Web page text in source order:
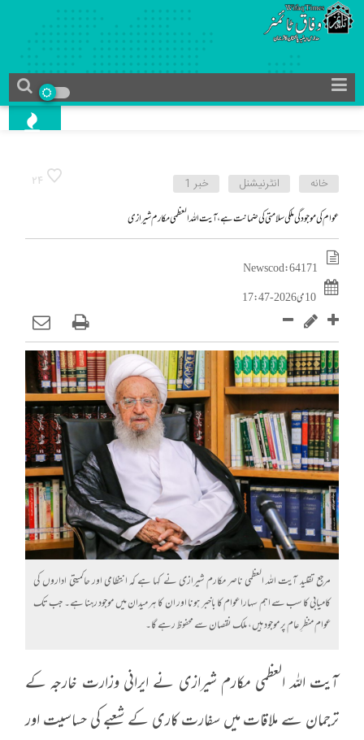
24 خانه انٹرنیشنل خبر 1
عوام کی موجودگی ملکی سلامتی کی ضمانت ہے، آیت اللہ العظمی مکارم شیرازی
News cod : 64171
10 می 2026 - 17:47
مرجع تقلید آیت اللہ العظمی ناصر مکارم شیرازی نے کہا ہے کہ انتظامی اور حاکمیتی اداروں کی
کامیابی کا سب سے اہم سہارا عوام کا باخبر ہونا اور ان کا ہر میدان میں موجود رہنا ہے۔ جب تک
عوام منظرِ عام پر موجود ہیں، ملک نقصان سے محفوظ رہے گا۔
آیت اللہ العظمی مکارم شیرازی نے ایرانی وزارت خارجہ کے
ترجمان سے ملاقات میں سفارت کاری کے شعبے کی حساسیت اور